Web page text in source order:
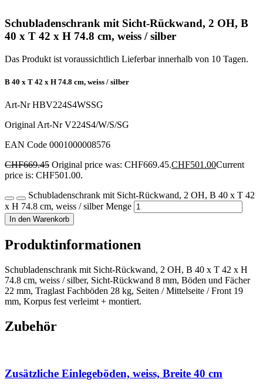
Schubladenschrank mit Sicht-Rückwand, 2 OH, B
40 x T 42 x H 74.8 cm, weiss / silber
Das Produkt ist voraussichtlich Lieferbar innerhalb von 10 Tagen.
B 40 x T 42 x H 74.8 cm, weiss / silber
Art-NrHBV224S4WSSG
Original Art-NrV224S4/W/S/SG
EAN Code 0001000008576
CHF669.45 Original price was: CHF669.45.CHF501.00Current
price is: CHF501.00.
Schubladenschrank mit Sicht-Rückwand, 2 OH, B 40 x T 42
x H 74.8 cm, weiss / silber Menge
In den Warenkorb
Produktinformationen
Schubladenschrank mit Sicht-Rückwand, 2 OH, B 40 x T 42 x H
74.8 cm, weiss / silber, Sicht-Rückwand 8 mm, Böden und Fächer
22 mm, Traglast Fachböden 28 kg, Seiten / Mittelseite / Front 19
mm, Korpus fest verleimt + montiert.
Zubehör
Zusätzliche Einlegeböden, weiss, Breite 40 cm